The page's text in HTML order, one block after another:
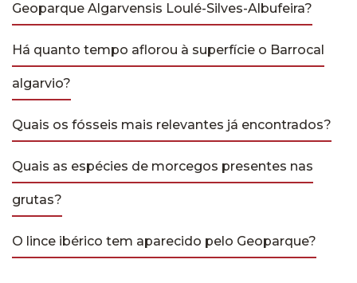
Geoparque Algarvensis Loulé-Silves-Albufeira?
Há quanto tempo aflorou à superfície o Barrocal
algarvio?
Quais os fósseis mais relevantes já encontrados?
Quais as espécies de morcegos presentes nas
grutas?
O lince ibérico tem aparecido pelo Geoparque?